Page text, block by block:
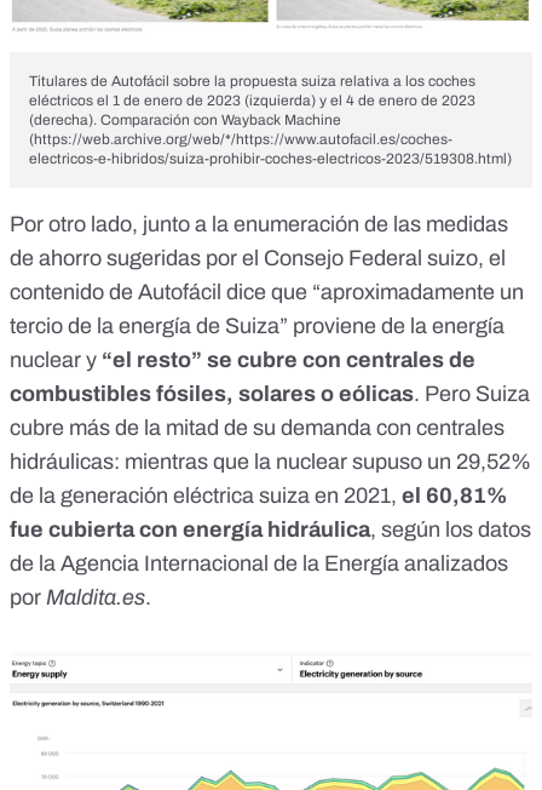
Titulares de Autofácil sobre la propuesta suiza relativa a los coches
eléctricos el 1 de enero de 2023 (izquierda) y el 4 de enero de 2023
(derecha). Comparación con Wayback Machine
(https://web.archive.org/web/*/https://www.autofacil.es/coches-
electricos-e-hibridos/suiza-prohibir-coches-electricos-2023/519308.html)
Por otro lado, junto a la enumeración de las medidas
de ahorro sugeridas por el Consejo Federal suizo, el
contenido de Autofácil dice que “aproximadamente un
tercio de la energía de Suiza” proviene de la energía
nuclear y “el resto” se cubre con centrales de
combustibles fósiles, solares o eólicas. Pero Suiza
cubre más de la mitad de su demanda con centrales
hidráulicas: mientras que la nuclear supuso un 29,52%
de la generación eléctrica suiza en 2021, el 60,81%
fue cubierta con energía hidráulica, según los datos
de la Agencia Internacional de la Energía analizados
por Maldita.es.